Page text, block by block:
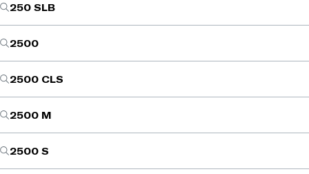
250 SLB
2500
2500 CLS
2500 M
2500 S